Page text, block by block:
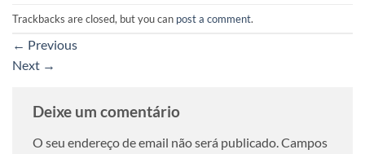
Trackbacks are closed, but you can post a comment.
← Previous
Next →
Deixe um comentário
O seu endereço de email não será publicado.Campos